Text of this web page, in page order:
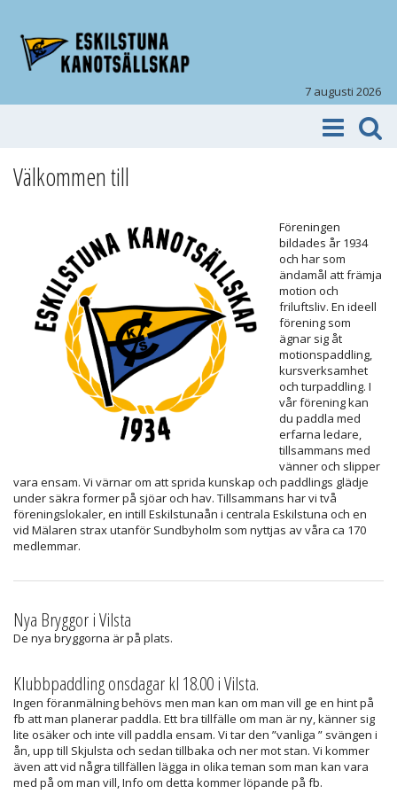
7 augusti 2026
Välkommen till
Föreningen
bildades år 1934
och har som
ändamål att främja
motion och
friluftsliv. En ideell
förening som
ägnar sig åt
motionspaddling,
kursverksamhet
och turpaddling. I
vår förening kan
du paddla med
erfarna ledare,
tillsammans med
vänner och slipper
vara ensam. Vi värnar om att sprida kunskap och paddlings glädje
under säkra former på sjöar och hav. Tillsammans har vi två
föreningslokaler, en intill Eskilstunaån i centrala Eskilstuna och en
vid Mälaren strax utanför Sundbyholm som nyttjas av våra ca 170
medlemmar.
Nya Bryggor i Vilsta
De nya bryggorna är på plats.
Klubbpaddling onsdagar kl 18.00 i Vilsta.
Ingen föranmälning behövs men man kan om man vill ge en hint på
fb att man planerar paddla. Ett bra tillfälle om man är ny, känner sig
lite osäker och inte vill paddla ensam. Vi tar den ”vanliga ” svängen i
ån, upp till Skjulsta och sedan tillbaka och ner mot stan. Vi kommer
även att vid några tillfällen lägga in olika teman som man kan vara
med på om man vill, Info om detta kommer löpande på fb.